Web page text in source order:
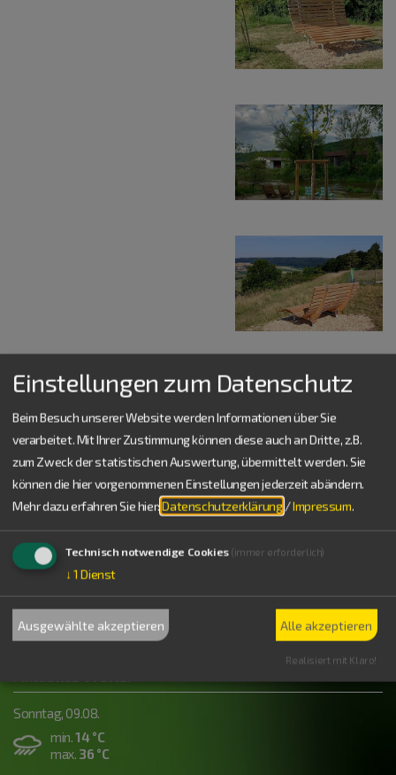
Service
08421 9876-43
Mo bis Do: 8.00 – 12.00 Uhr
Was können wir für Sie tun?
Wir freuen uns auf Ihre Nachricht.
Sonntag, 09.08.
min.14 °C
max. 36 °C
Einstellungen zum Datenschutz
Beim Besuch unserer Website werden Informationen über Sie
verarbeitet. Mit Ihrer Zustimmung können diese auch an Dritte, z.B.
zum Zweck der statistischen Auswertung, übermittelt werden. Sie
können die hier vorgenommenen Einstellungen jederzeit abändern.
Mehr dazu erfahren Sie hier:Datenschutzerklärung /Impressum.
Technisch notwendige Cookies (immer erforderlich)
↓ 1 Dienst
Ausgewählte akzeptieren Alle akzeptieren
Realisiert mit Klaro!